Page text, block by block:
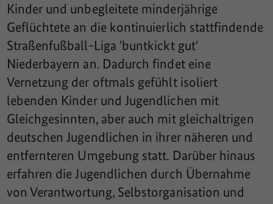
Kinder und unbegleitete minderjährige
Geflüchtete an die kontinuierlich stattfindende
Straßenfußball-Liga 'buntkickt gut'
Niederbayern an. Dadurch findet eine
Vernetzung der oftmals gefühlt isoliert
lebenden Kinder und Jugendlichen mit
Gleichgesinnten, aber auch mit gleichaltrigen
deutschen Jugendlichen in ihrer näheren und
entfernteren Umgebung statt. Darüber hinaus
erfahren die Jugendlichen durch Übernahme
von Verantwortung, Selbstorganisation und